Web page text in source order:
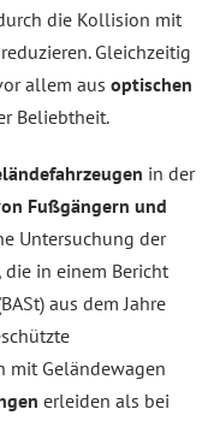
die Kollision mit
Gleichzeitig
allem aus optischen
Beliebtheit.
in der
Fußgängern und
Untersuchung der
in einem Bericht
aus dem Jahre
mit Geländewagen
erleiden als bei